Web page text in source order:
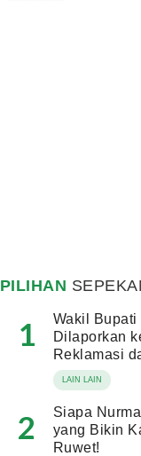
PILIHAN
1
Wakil Bupati
Dilaporkan
Reklamasi
LAIN LAIN
2
Siapa
yang Bikin
Ruwet!